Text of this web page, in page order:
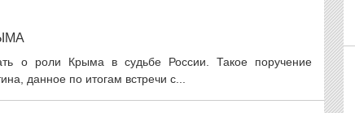
о роли Крыма в судьбе России. Такое поручение
данное по итогам встречи с...